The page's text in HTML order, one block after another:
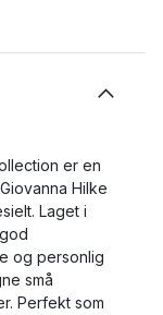
er en
Hilke
Laget i
og personlig
små
Perfekt som